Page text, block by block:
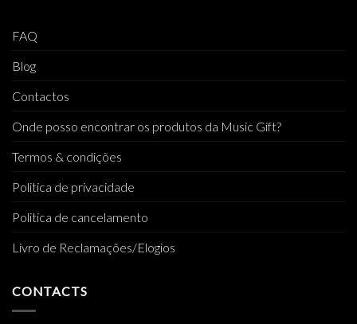
FAQ
Blog
Contactos
Onde posso encontrar os produtos da Music Gift?
Termos & condições
Politica de privacidade
Politica de cancelamento
Livro de Reclamações/Elogios
CONTACTS